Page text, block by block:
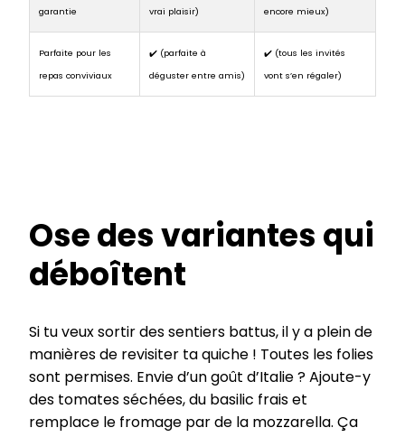
garantie
vrai plaisir)
encore mieux)
Parfaite pour les
repas conviviaux
✔️ (parfaite à
déguster entre amis)
✔️ (tous les invités
vont s’en régaler)
Ose des variantes qui
déboîtent
Si tu veux sortir des sentiers battus, il y a plein de
manières de revisiter ta quiche ! Toutes les folies
sont permises. Envie d’un goût d’Italie ? Ajoute-y
des tomates séchées, du basilic frais et
remplace le fromage par de la mozzarella. Ça